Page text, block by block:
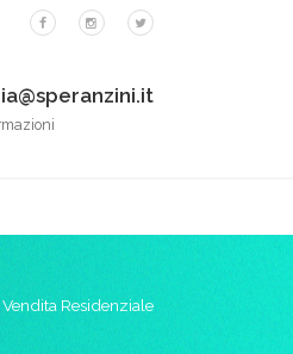
Vendita Residenziale